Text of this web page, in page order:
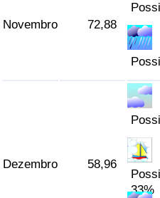
Novembro 72,88
Dezembro 58,96
33%